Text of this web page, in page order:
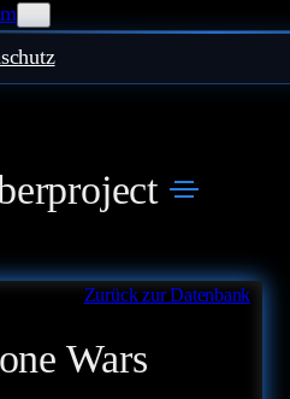
Zurück zur Datenbank
Wars